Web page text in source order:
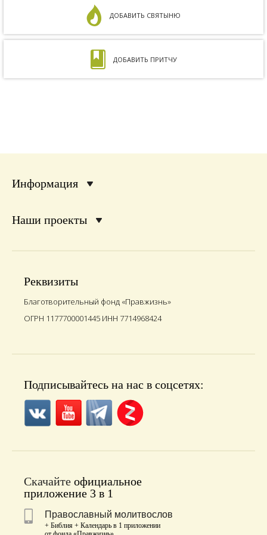
ДОБАВИТЬ СВЯТЫНЮ
ДОБАВИТЬ ПРИТЧУ
Информация
Наши проекты
Реквизиты
Благотворительный фонд «Правжизнь»
ОГРН 1177700001445 ИНН 7714968424
Подписывайтесь на нас в соцсетях:
Скачайте официальное
приложение 3 в 1
Православный молитвослов
+ Библия + Календарь в 1 приложении